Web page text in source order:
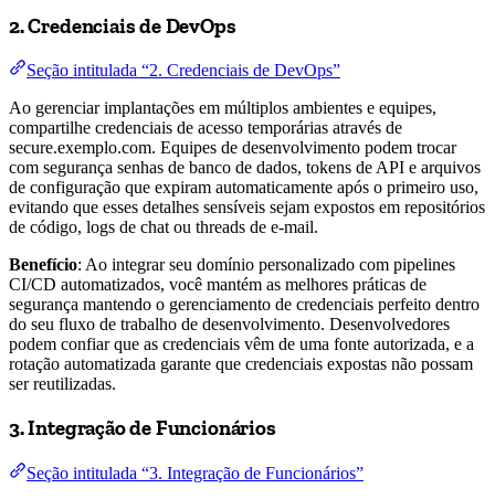
2. Credenciais de DevOps
Seção intitulada “2. Credenciais de DevOps”
Ao gerenciar implantações em múltiplos ambientes e equipes,
compartilhe credenciais de acesso temporárias através de
secure.exemplo.com. Equipes de desenvolvimento podem trocar
com segurança senhas de banco de dados, tokens de API e arquivos
de configuração que expiram automaticamente após o primeiro uso,
evitando que esses detalhes sensíveis sejam expostos em repositórios
de código, logs de chat ou threads de e-mail.
Benefício: Ao integrar seu domínio personalizado com pipelines
CI/CD automatizados, você mantém as melhores práticas de
segurança mantendo o gerenciamento de credenciais perfeito dentro
do seu fluxo de trabalho de desenvolvimento. Desenvolvedores
podem confiar que as credenciais vêm de uma fonte autorizada, e a
rotação automatizada garante que credenciais expostas não possam
ser reutilizadas.
3. Integração de Funcionários
Seção intitulada “3. Integração de Funcionários”